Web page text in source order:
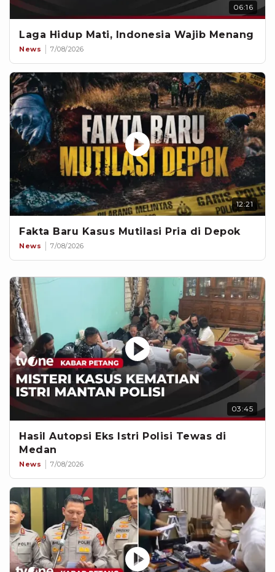
06:16
Laga Hidup Mati, Indonesia Wajib Menang
News 7/08/2026
12:21
Fakta Baru Kasus Mutilasi Pria di Depok
News 7/08/2026
03:45
Hasil Autopsi Eks Istri Polisi Tewas di
Medan
News 7/08/2026